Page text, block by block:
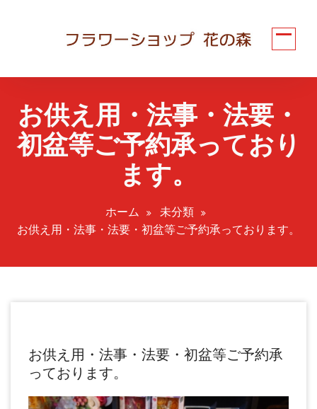
ツ
お供え用・法事・法要・
初盆等ご予約承っており
ます。
ホーム
未分類
お供え用・法事・法要・初盆等ご予約承っております。
お供え用・法事・法要・初盆等ご予約承
っております。